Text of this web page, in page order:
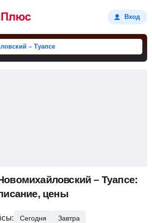
Вход
– Туапсе
– Туапсе:
цены
Сегодня Завтра